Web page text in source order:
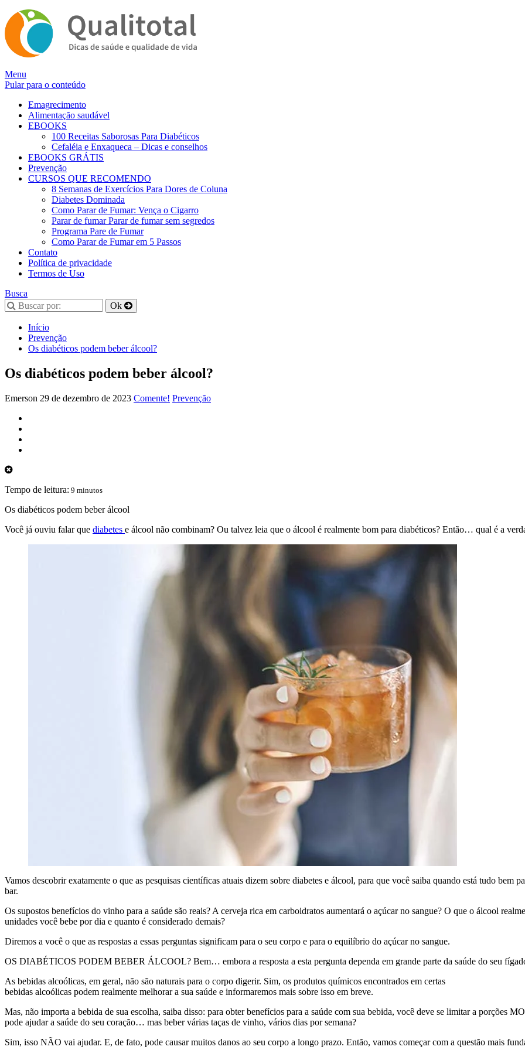
Alternar
navegação
Menu
Pular para o conteúdo
Emagrecimento
Alimentação saudável
EBOOKS
100 Receitas Saborosas Para Diabéticos
Cefaléia e Enxaqueca – Dicas e conselhos
EBOOKS GRÁTIS
Prevenção
CURSOS QUE RECOMENDO
8 Semanas de Exercícios Para Dores de Coluna
Diabetes Dominada
Como Parar de Fumar: Vença o Cigarro
Parar de fumar Parar de fumar sem segredos
Programa Pare de Fumar
Como Parar de Fumar em 5 Passos
Contato
Política de privacidade
Termos de Uso
Busca
Início
Prevenção
Os diabéticos podem beber álcool?
Os diabéticos podem beber álcool?
Emerson 29 de dezembro de 2023 Comente! Prevenção
Tempo de leitura: 9 minutos
Os diabéticos podem beber álcool
Você já ouviu falar que diabetes e álcool não combinam? Ou talvez leia que o álcool é realmente bom para diabéticos? Então… qual é a
Vamos descobrir exatamente o que as pesquisas científicas atuais dizem sobre diabetes e álcool, para que você saiba quando está tudo bem
bar.
Os supostos benefícios do vinho para a saúde são reais? A cerveja rica em carboidratos aumentará o açúcar no sangue? O que o álcool
unidades você bebe por dia e quanto é considerado demais?
Diremos a você o que as respostas a essas perguntas significam para o seu corpo e para o equilíbrio do açúcar no sangue.
OS DIABÉTICOS PODEM BEBER ÁLCOOL? Bem… embora a resposta a esta pergunta dependa em grande parte da saúde do seu
As bebidas alcoólicas, em geral, não são naturais para o corpo digerir. Sim, os produtos químicos encontrados em certas
bebidas alcoólicas podem realmente melhorar a sua saúde e informaremos mais sobre isso em breve.
Mas, não importa a bebida de sua escolha, saiba disso: para obter benefícios para a saúde com sua bebida, você deve se limitar a porções
pode ajudar a saúde do seu coração… mas beber várias taças de vinho, vários dias por semana?
Sim, isso NÃO vai ajudar. E, de fato, pode causar muitos danos ao seu corpo a longo prazo. Então, vamos começar com a questão mais